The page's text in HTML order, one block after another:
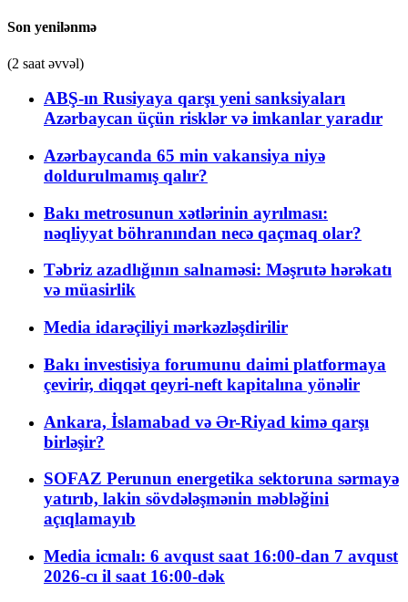
Son yenilənmə
(2 saat əvvəl)
ABŞ-ın Rusiyaya qarşı yeni sanksiyaları
Azərbaycan üçün risklər və imkanlar yaradır
Azərbaycanda 65 min vakansiya niyə
doldurulmamış qalır?
Bakı metrosunun xətlərinin ayrılması:
nəqliyyat böhranından necə qaçmaq olar?
Təbriz azadlığının salnaməsi: Məşrutə hərəkatı
və müasirlik
Media idarəçiliyi mərkəzləşdirilir
Bakı investisiya forumunu daimi platformaya
çevirir, diqqət qeyri-neft kapitalına yönəlir
Ankara, İslamabad və Ər-Riyad kimə qarşı
birləşir?
SOFAZ Perunun energetika sektoruna sərmayə
yatırıb, lakin sövdələşmənin məbləğini
açıqlamayıb
Media icmalı: 6 avqust saat 16:00-dan 7 avqust
2026-cı il saat 16:00-dək